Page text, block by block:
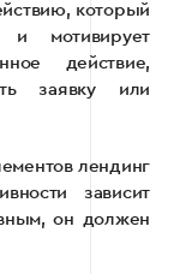
который
мотивирует
действие,
заявку или
лендинг
зависит
он должен